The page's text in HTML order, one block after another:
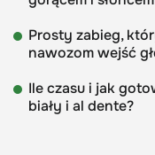
Prosty zabieg,
nawozom wejść
Ile czasu i jak
biały i al dente?